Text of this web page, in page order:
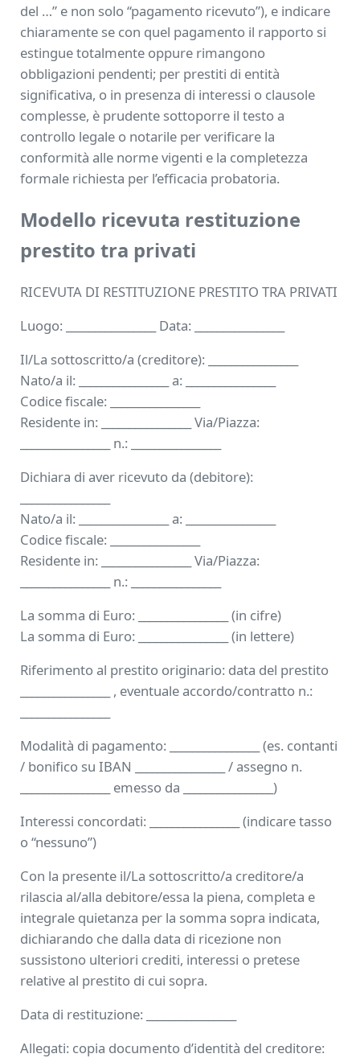
del …” e non solo “pagamento ricevuto”), e indicare
chiaramente se con quel pagamento il rapporto si
estingue totalmente oppure rimangono
obbligazioni pendenti; per prestiti di entità
significativa, o in presenza di interessi o clausole
complesse, è prudente sottoporre il testo a
controllo legale o notarile per verificare la
conformità alle norme vigenti e la completezza
formale richiesta per l’efficacia probatoria.
Modello ricevuta restituzione
prestito tra privati​
RICEVUTA DI RESTITUZIONE PRESTITO TRA PRIVATI
Luogo: ________________ Data: ________________
Il/La sottoscritto/a (creditore): ________________
Nato/a il: ________________ a: ________________
Codice fiscale: ________________
Residente in: ________________ Via/Piazza:
________________ n.: ________________
Dichiara di aver ricevuto da (debitore):
Nato/a il: ________________ a: ________________
Codice fiscale: ________________
Residente in: ________________ Via/Piazza:
________________ n.: ________________
La somma di Euro: ________________ (in cifre)
La somma di Euro: ________________ (in lettere)
Riferimento al prestito originario: data del prestito
________________ , eventuale accordo/contratto n.:
Modalità di pagamento: ________________ (es. contanti
/ bonifico su IBAN ________________ / assegno n.
________________ emesso da ________________)
Interessi concordati: ________________ (indicare tasso
o “nessuno”)
Con la presente il/La sottoscritto/a creditore/a
rilascia al/alla debitore/essa la piena, completa e
integrale quietanza per la somma sopra indicata,
dichiarando che dalla data di ricezione non
sussistono ulteriori crediti, interessi o pretese
relative al prestito di cui sopra.
Data di restituzione: ________________
Allegati: copia documento d’identità del creditore: